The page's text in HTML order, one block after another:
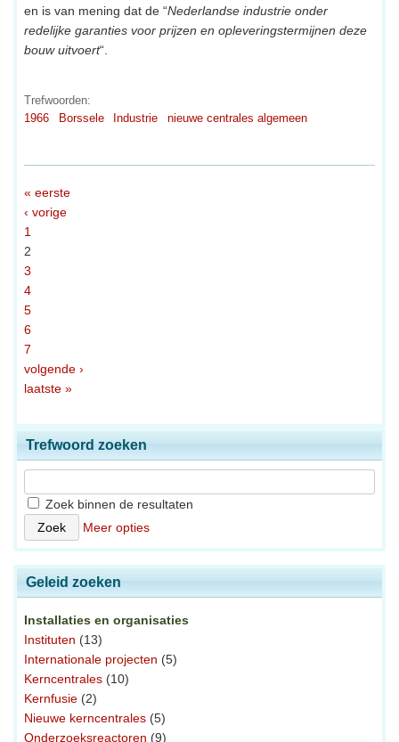
en is van mening dat de “Nederlandse industrie onder
redelijke garanties voor prijzen en opleveringstermijnen deze
bouw uitvoert“.
Trefwoorden:
1966
Borssele Industrie nieuwe centrales algemeen
« eerste
‹ vorige
1
2
3
4
5
6
7
volgende ›
laatste »
Trefwoord zoeken
Zoek binnen de resultaten
Meer opties
Geleid zoeken
Installaties en organisaties
Instituten (13)
Internationale projecten (5)
Kerncentrales (10)
Kernfusie (2)
Nieuwe kerncentrales (5)
Onderzoeksreactoren (9)